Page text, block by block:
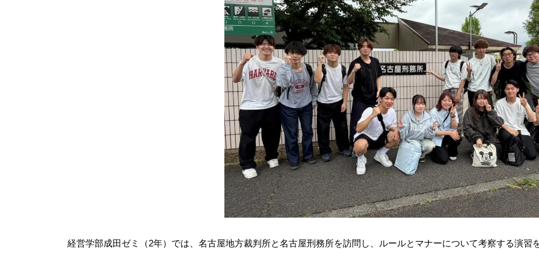
経営学部成田ゼミ（2年）では、名古屋地方裁判所と名古屋刑務所を訪問し、ルールとマナーについて考察する演習